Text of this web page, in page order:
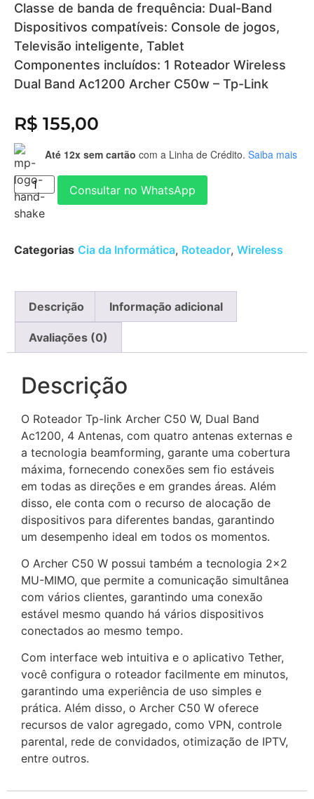
Classe de banda de frequência: Dual-Band
Dispositivos compatíveis: Console de jogos,
Televisão inteligente, Tablet
Componentes incluídos: 1 Roteador Wireless
Dual Band Ac1200 Archer C50w – Tp-Link
R$ 155,00
Até 12x sem cartão com a Linha de Crédito. Saiba mais
Consultar no WhatsApp
Categorias Cia da Informática, Roteador, Wireless
Descrição Informação adicional
Avaliações (0)
Descrição
O Roteador Tp-link Archer C50 W, Dual Band
Ac1200, 4 Antenas, com quatro antenas externas e
a tecnologia beamforming, garante uma cobertura
máxima, fornecendo conexões sem fio estáveis
em todas as direções e em grandes áreas. Além
disso, ele conta com o recurso de alocação de
dispositivos para diferentes bandas, garantindo
um desempenho ideal em todos os momentos.
O Archer C50 W possui também a tecnologia 2×2
MU-MIMO, que permite a comunicação simultânea
com vários clientes, garantindo uma conexão
estável mesmo quando há vários dispositivos
conectados ao mesmo tempo.
Com interface web intuitiva e o aplicativo Tether,
você configura o roteador facilmente em minutos,
garantindo uma experiência de uso simples e
prática. Além disso, o Archer C50 W oferece
recursos de valor agregado, como VPN, controle
parental, rede de convidados, otimização de IPTV,
entre outros.